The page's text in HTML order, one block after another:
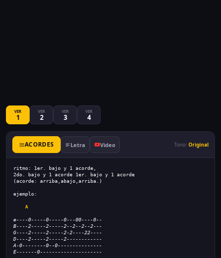
VER
1
VER
2
VER
3
VER
4
ACORDES Letra Video Tono: Original
ritmo: 1er. bajo y 1 acorde,
2do. bajo y 1 acorde 1er. bajo y 1 acorde
(acorde: arriba,abajo,arriba.)
ejemplo:
A
e----0-----0-----0---00----0--
B----2-----2-----2--2--2--2---
G----2-----2-----2-2----22----
D----2-----2-----2------------
A-0--------0--0---------------
E-------0---------------------